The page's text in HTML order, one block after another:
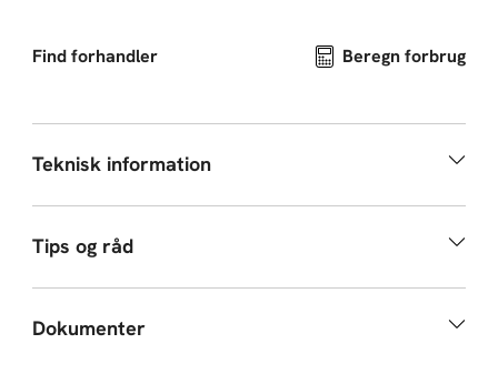
Find forhandler Beregn forbrug
Teknisk information
Tips og råd
Dokumenter